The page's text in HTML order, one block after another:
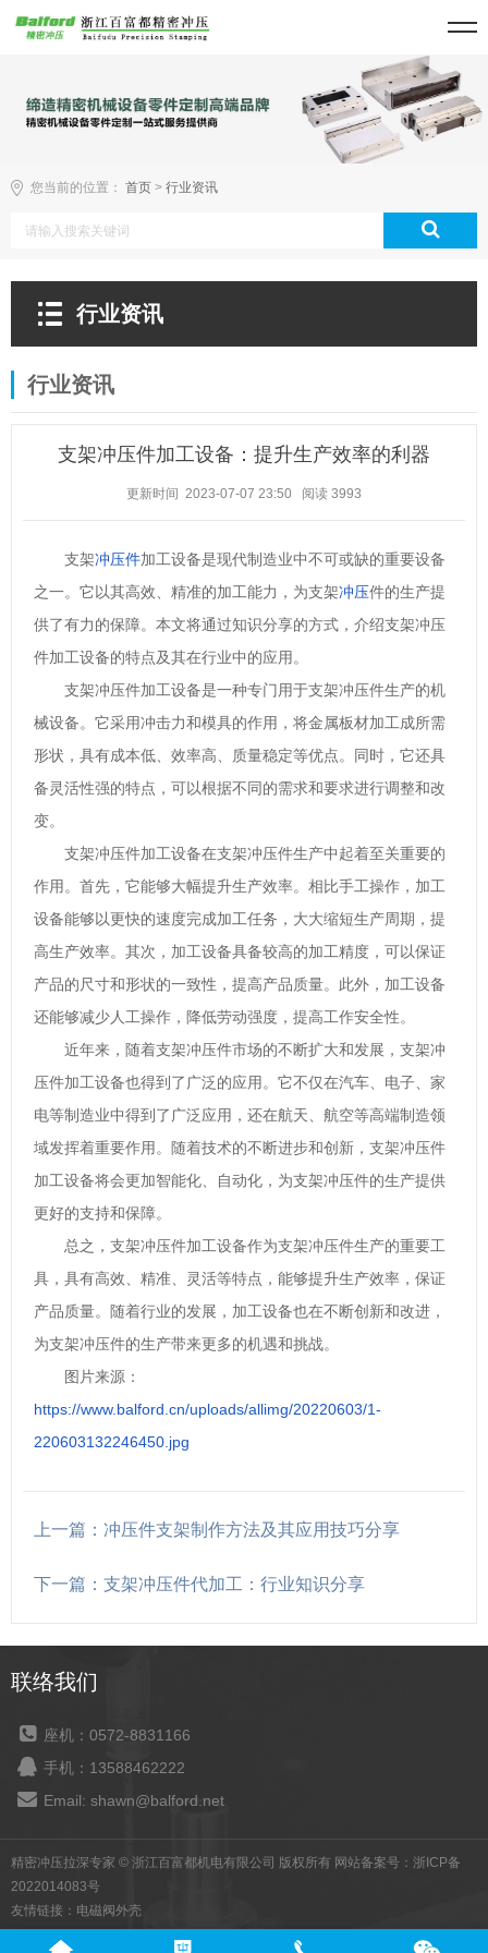
您当前的位置： 首页 > 行业资讯
行业资讯
行业资讯
支架冲压件加工设备：提升生产效率的利器
更新时间 2023-07-07 23:50 阅读 3993
支架冲压件加工设备是现代制造业中不可或缺的重要设备
之一。它以其高效、精准的加工能力，为支架冲压件的生产提
供了有力的保障。本文将通过知识分享的方式，介绍支架冲压
件加工设备的特点及其在行业中的应用。
支架冲压件加工设备是一种专门用于支架冲压件生产的机
械设备。它采用冲击力和模具的作用，将金属板材加工成所需
形状，具有成本低、效率高、质量稳定等优点。同时，它还具
备灵活性强的特点，可以根据不同的需求和要求进行调整和改
变。
支架冲压件加工设备在支架冲压件生产中起着至关重要的
作用。首先，它能够大幅提升生产效率。相比手工操作，加工
设备能够以更快的速度完成加工任务，大大缩短生产周期，提
高生产效率。其次，加工设备具备较高的加工精度，可以保证
产品的尺寸和形状的一致性，提高产品质量。此外，加工设备
还能够减少人工操作，降低劳动强度，提高工作安全性。
近年来，随着支架冲压件市场的不断扩大和发展，支架冲
压件加工设备也得到了广泛的应用。它不仅在汽车、电子、家
电等制造业中得到了广泛应用，还在航天、航空等高端制造领
域发挥着重要作用。随着技术的不断进步和创新，支架冲压件
加工设备将会更加智能化、自动化，为支架冲压件的生产提供
更好的支持和保障。
总之，支架冲压件加工设备作为支架冲压件生产的重要工
具，具有高效、精准、灵活等特点，能够提升生产效率，保证
产品质量。随着行业的发展，加工设备也在不断创新和改进，
为支架冲压件的生产带来更多的机遇和挑战。
图片来源：
https://www.balford.cn/uploads/allimg/20220603/1-
220603132246450.jpg
上一篇：冲压件支架制作方法及其应用技巧分享
下一篇：支架冲压件代加工：行业知识分享
联络我们
座机：0572-8831166
手机：13588462222
Email: shawn@balford.net
精密冲压拉深专家 © 浙江百富都机电有限公司 版权所有 网站备案号： 浙ICP备
2022014083号
友情链接： 电磁阀外壳